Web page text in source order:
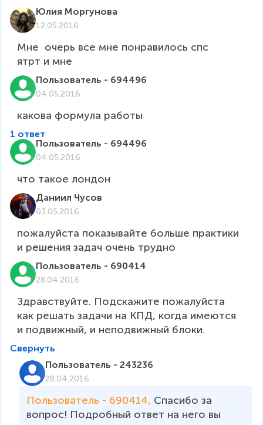
Юлия Моргунова
12.05.2016
Мне  очерь все мне понравилось спс
ятрт и мне
Пользователь - 694496
04.05.2016
какова формула работы
1 ответ
Пользователь - 694496
04.05.2016
Даниил Чусов
03.05.2016
по­жа­луй­ста по­ка­зы­вай­те боль­ше прак­ти­ки
Пользователь - 690414
28.04.2016
Здравствуйте. Подскажите пожалуйста
как решать задачи на КПД, когда имеются
и подвижный, и неподвижный блоки.
Свернуть
Пользователь - 243236
28.04.2016
Пользователь - 690414, Спасибо за
вопрос! Подробный ответ на него вы